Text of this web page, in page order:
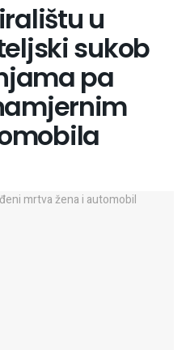
u
sukob
pa